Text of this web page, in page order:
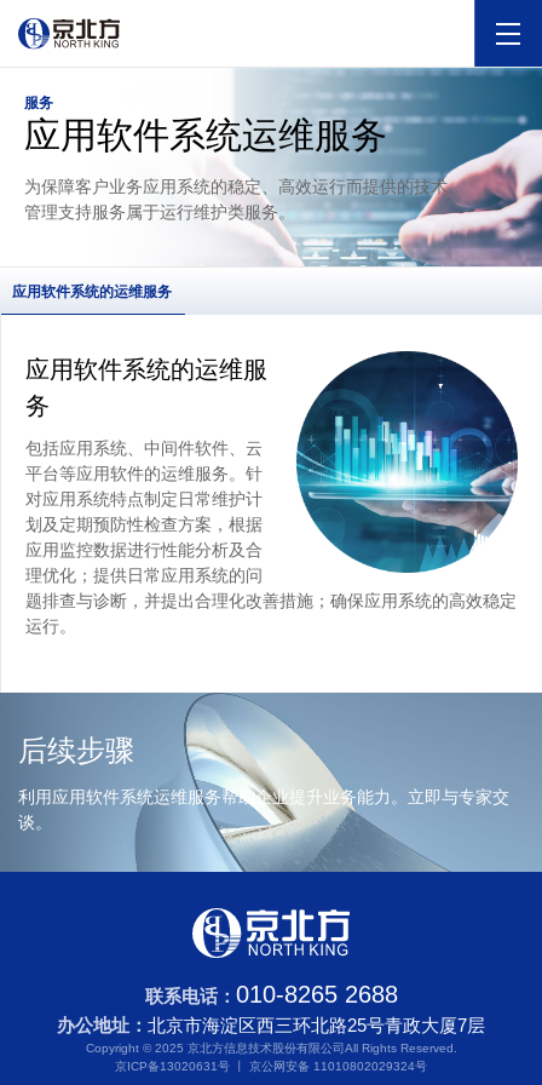
服务
应用软件系统运维服务
为保障客户业务应用系统的稳定、高效运行而提供的技术、
管理支持服务属于运行维护类服务。
应用软件系统的运维服务
应用软件系统的运维服
务
包括应用系统、中间件软件、云
平台等应用软件的运维服务。针
对应用系统特点制定日常维护计
划及定期预防性检查方案，根据
应用监控数据进行性能分析及合
理优化；提供日常应用系统的问
题排查与诊断，并提出合理化改善措施；确保应用系统的高效稳定
运行。
后续步骤
利用应用软件系统运维服务帮助企业提升业务能力。立即与专家交
谈。
联系电话： 010-8265 2688
办公地址： 北京市海淀区西三环北路25号青政大厦7层
Copyright © 2025 京北方信息技术股份有限公司All Rights Reserved.
京ICP备13020631号
京公网安备 11010802029324号